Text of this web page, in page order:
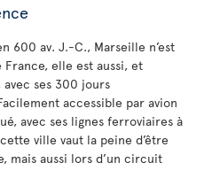
600 av. J.-C., Marseille n’est
elle est aussi, et
avec ses 300 jours
accessible par avion
avec ses lignes ferroviaires à
ville vaut la peine d’être
mais aussi lors d’un circuit